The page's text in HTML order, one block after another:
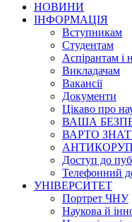
НОВИНИ
ІНФОРМАЦІЯ
Вступникам
Студентам
Аспірантам і
Викладачам
Вакансії
Документи
Цікаво про
ВАША
ВАРТО
Доступ до
Телефонний
УНІВЕРСИТЕТ
Портрет ЧНУ
Наукова й